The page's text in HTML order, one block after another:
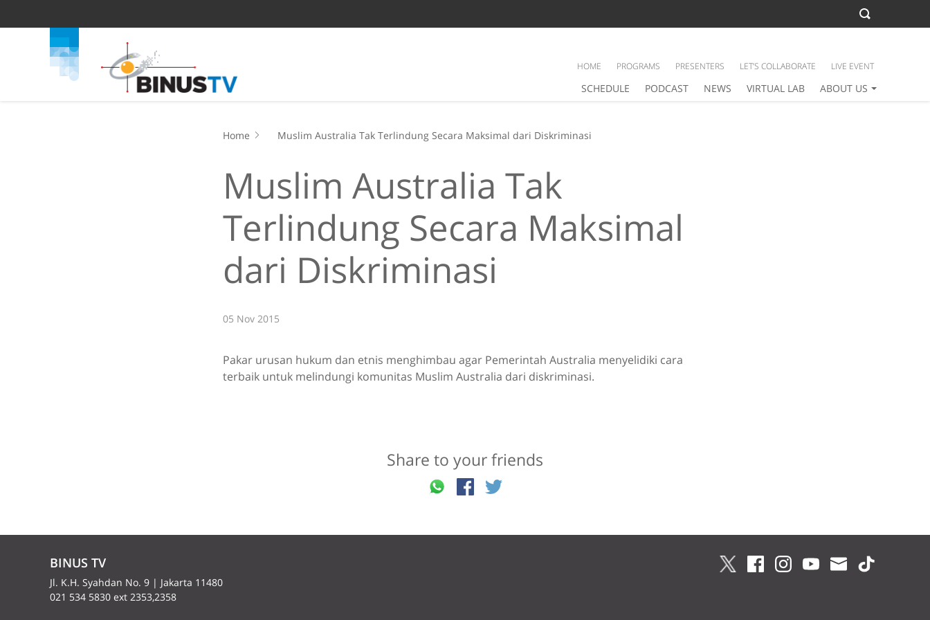
SCHEDULE PODCAST NEWS VIRTUAL LAB ABOUT US
HOME PROGRAMS PRESENTERS LET’S COLLABORATE LIVE EVENT
Home Muslim Australia Tak Terlindung Secara Maksimal dari Diskriminasi
Muslim Australia Tak
Terlindung Secara Maksimal
dari Diskriminasi
05 Nov 2015
Pakar urusan hukum dan etnis menghimbau agar Pemerintah Australia menyelidiki cara
terbaik untuk melindungi komunitas Muslim Australia dari diskriminasi.
Share to your friends
BINUS TV
Jl. K.H. Syahdan No. 9 | Jakarta 11480
021 534 5830 ext 2353,2358